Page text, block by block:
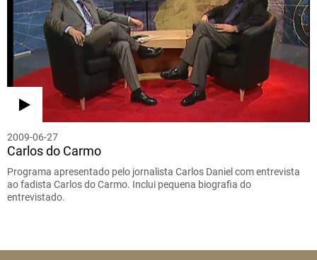
2009-06-27
Carlos do Carmo
Programa apresentado pelo jornalista Carlos Daniel com entrevista
ao fadista Carlos do Carmo. Inclui pequena biografia do
entrevistado.